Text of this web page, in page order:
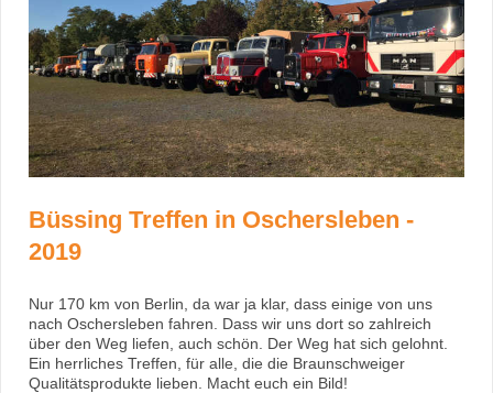
Büssing Treffen in Oschersleben -
2019
Nur 170 km von Berlin, da war ja klar, dass einige von uns
nach Oschersleben fahren. Dass wir uns dort so zahlreich
über den Weg liefen, auch schön. Der Weg hat sich gelohnt.
Ein herrliches Treffen, für alle, die die Braunschweiger
Qualitätsprodukte lieben. Macht euch ein Bild!